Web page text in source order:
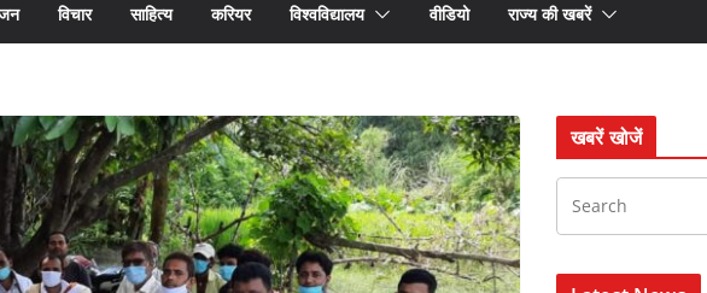
विचार साहित्य करियर विश्वविद्यालय वीडियो राज्य की खबरें
खबरें खोजें